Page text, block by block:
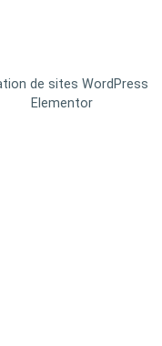
de sites WordPress
Elementor